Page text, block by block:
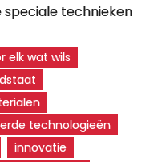
technieken
elk wat wils
technologieën
innovatie